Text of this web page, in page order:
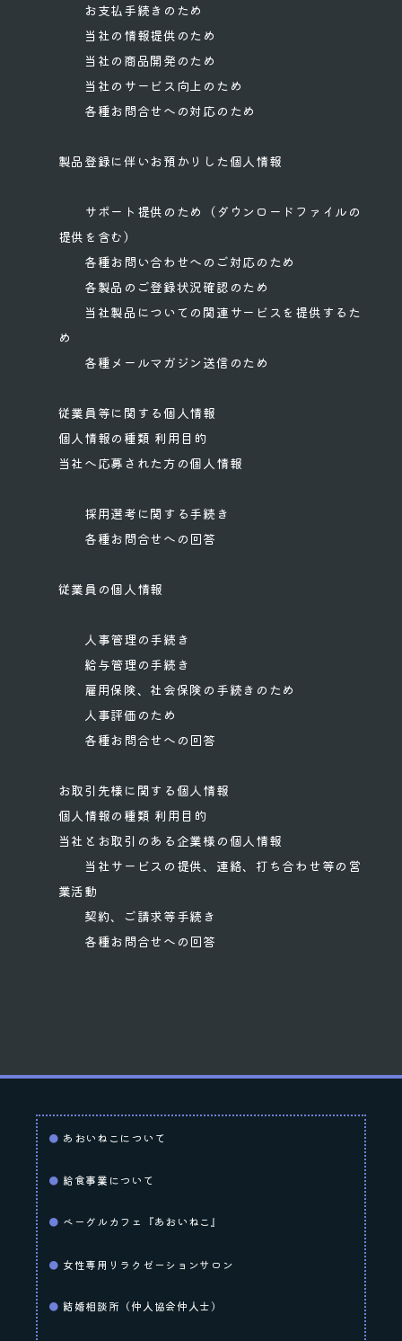
お支払手続きのため
当社の情報提供のため
当社の商品開発のため
当社のサービス向上のため
各種お問合せへの対応のため
製品登録に伴いお預かりした個人情報
サポート提供のため（ダウンロードファイルの
提供を含む）
各種お問い合わせへのご対応のため
各製品のご登録状況確認のため
当社製品についての関連サービスを提供するた
め
各種メールマガジン送信のため
従業員等に関する個人情報
個人情報の種類 利用目的
当社へ応募された方の個人情報
採用選考に関する手続き
各種お問合せへの回答
従業員の個人情報
人事管理の手続き
給与管理の手続き
雇用保険、社会保険の手続きのため
人事評価のため
各種お問合せへの回答
お取引先様に関する個人情報
個人情報の種類 利用目的
当社とお取引のある企業様の個人情報
当社サービスの提供、連絡、打ち合わせ等の営
業活動
契約、ご請求等手続き
各種お問合せへの回答
あおいねこについて
給食事業について
ベーグルカフェ『あおいねこ』
女性専用リラクゼーションサロン
結婚相談所（仲人協会仲人士）